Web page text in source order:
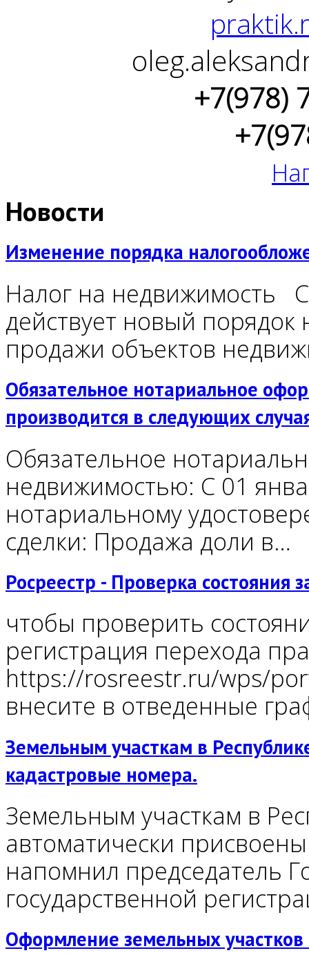
+7(978)
Новости
Изменение порядка
Налог на недвижимость
действует новый
продажи объектов
Обязательное нотариальное
производится в следующих
Обязательное
недвижимостью: С 01
нотариальному
сделки: Продажа доли в…
Росреестр - Проверка состояния
чтобы проверить
регистрация перехода
https://rosreestr.ru/wps/
внесите в отведенные
Земельным участкам в
кадастровые номера.
Земельным участкам в
автоматически
напомнил председатель
государственной
Оформление земельных